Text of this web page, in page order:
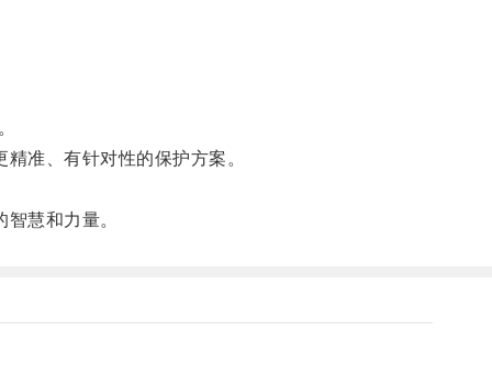
准、有针对性的保护方案。
慧和力量。